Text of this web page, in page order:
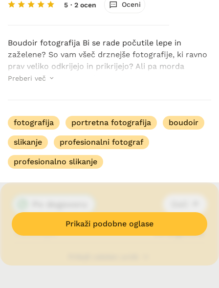
5 · 2 ocen Oceni
Boudoir fotografija Bi se rade počutile lepe in
zaželene? So vam všeč drznejše fotografije, ki ravno
prav veliko odkrijejo in prikrijejo? Ali pa morda
poznate damo, ki si želi ujeti svojo ženstvenost in
Preberi več
fotografija portretna fotografija boudoir
slikanje profesionalni fotograf
profesionalno slikanje
Ponedeljek Po dogovoru
Prikaži podobne oglase